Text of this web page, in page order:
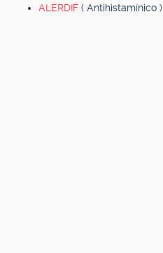
ALERDIF ( Antihistamínico )